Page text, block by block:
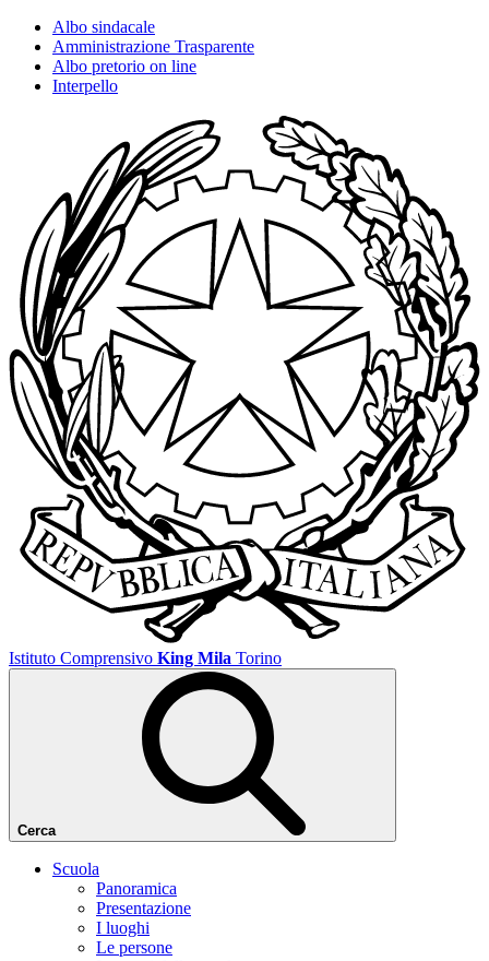
Albo sindacale
Amministrazione Trasparente
Albo pretorio on line
Interpello
Istituto Comprensivo King Mila Torino
Cerca
Scuola
Panoramica
Presentazione
I luoghi
Le persone